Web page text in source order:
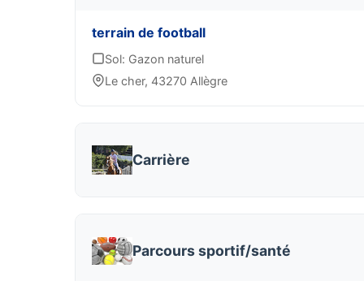
terrain de football
Sol: Gazon naturel
Le cher, 43270 Allègre
Carrière
Parcours sportif/santé